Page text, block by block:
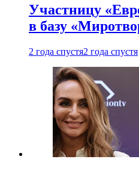
Участницу
в базу
2 года спустя2 года спустя